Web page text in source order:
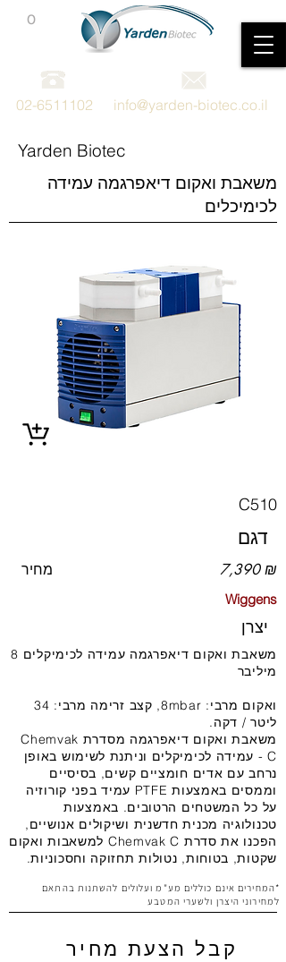
02-6511102 info@yarden-biotec.co.il
0
Yarden Biotec
משאבת ואקום דיאפרגמה עמידה
לכימיכלים
C510
דגם
מחיר 7,390 ₪
Wiggens
יצרן
משאבת ואקום דיאפרגמה עמידה לכימיקלים 8
מיליבר
ואקום מרבי: 8mbar, קצב זרימה מרבי: 34
ליטר / דקה.
משאבת ואקום דיאפרגמה מסדרת Chemvak
C - עמידה לכימיקלים וניתנת לשימוש באופן
נרחב עם אדים חומציים קשים, בסיסיים
וממסים באמצעות PTFE עמיד בפני קורוזיה
על כל המשטחים הרטובים. באמצעות
טכנולוגיה מכנית חדשנית ושיקולים אנושיים,
הפכנו את סדרת Chemvak C למשאבות ואקום
שקטות, בטוחות, נטולות תחזוקה וחסכוניות.
*המחירים אינם כוללים מע"מ ועלולים להשתנות בהתאם
למחירוני היצרן ולשערי המטבע
קבל הצעת מחיר